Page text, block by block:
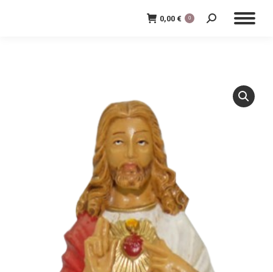
0,00 € 0 Cerca: